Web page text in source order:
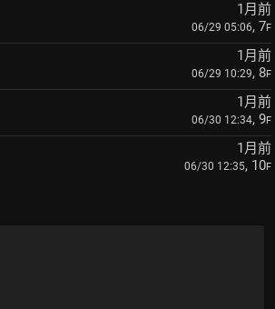
1月前
06/29 05:06, 7F
1月前
06/29 10:29, 8F
1月前
06/30 12:34, 9F
1月前
06/30 12:35, 10F